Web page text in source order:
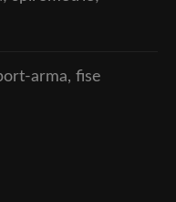
arma, fise